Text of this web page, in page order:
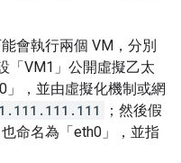
會執行兩個 VM，分別
「VM1」公開虛擬乙太
」，並由虛擬化機制或網
；然後假
命名為「eth0」，並指